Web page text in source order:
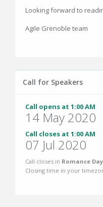
Looking forward to
Agile Grenoble team
Call for Speakers
Call opens at 1:00 AM
14 May 2020
Call closes at 1:00 AM
07 Jul 2020
Call closes in Romance
Closing time in your